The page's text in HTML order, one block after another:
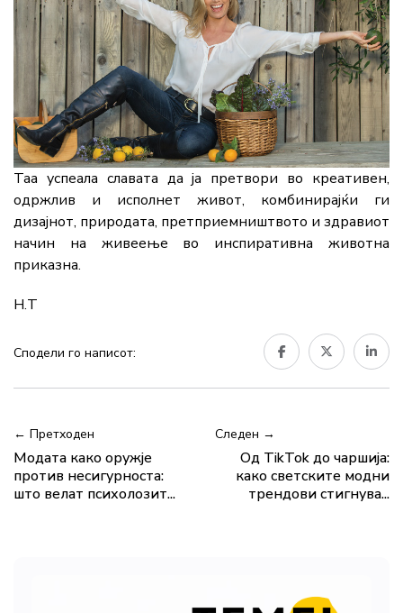
Таа успеала славата да ја претвори во креативен,
одржлив и исполнет живот, комбинирајќи ги
дизајнот, природата, претприемништвото и здравиот
начин на живеење во инспиративна животна
приказна.
Н.Т
Сподели го написот:
← Претходен
Модата како оружје
против несигурноста:
што велат психолозит...
Следен →
Од TikTok до чаршија:
како светските модни
трендови стигнува...